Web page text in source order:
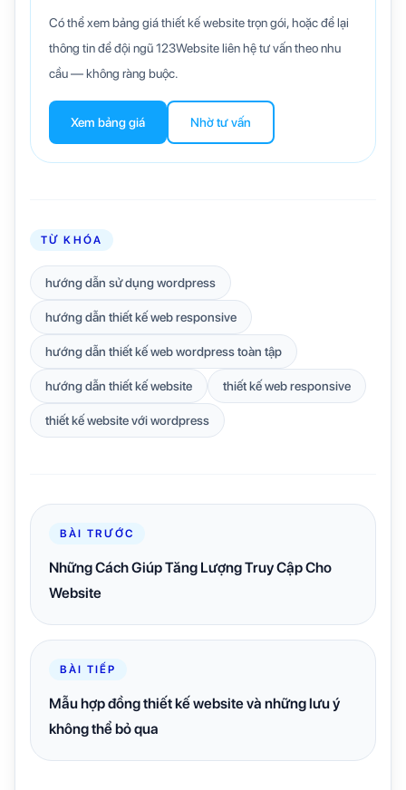
Có thể xem bảng giá thiết kế website trọn gói, hoặc để lại
thông tin để đội ngũ 123Website liên hệ tư vấn theo nhu
cầu — không ràng buộc.
Xem bảng giá Nhờ tư vấn
TỪ KHÓA
hướng dẫn sử dụng wordpress
hướng dẫn thiết kế web responsive
hướng dẫn thiết kế web wordpress toàn tập
hướng dẫn thiết kế website thiết kế web responsive
thiết kế website với wordpress
BÀI TRƯỚC
Những Cách Giúp Tăng Lượng Truy Cập Cho
Website
BÀI TIẾP
Mẫu hợp đồng thiết kế website và những lưu ý
không thể bỏ qua